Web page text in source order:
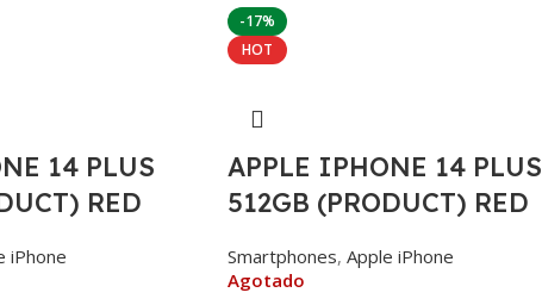
14 PLUS
RED
iPhone
-17%
HOT
APPLE IPHONE 14 PLUS
512GB (PRODUCT) RED
Smartphones, Apple iPhone
Agotado